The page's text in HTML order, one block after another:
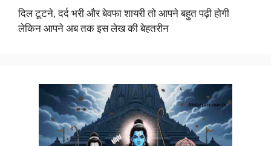
दिल टूटने, दर्द भरी और बेवफा शायरी तो आपने बहुत पढ़ी होगी
लेकिन आपने अब तक इस लेख की बेहतरीन